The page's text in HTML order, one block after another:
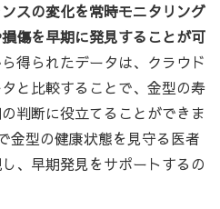
スの変化を常時モニタリング
傷を早期に発見することが可
得られたデータは、クラウド
と比較することで、金型の寿
判断に役立てることができま
金型の健康状態を見守る医者
、早期発見をサポートするの